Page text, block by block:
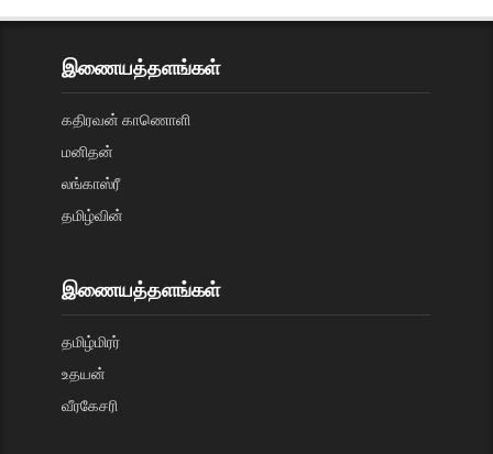
இணையத்தளங்கள்
கதிரவன் காணொளி
மனிதன்
லங்காஸ்ரீ
தமிழ்வின்
இணையத்தளங்கள்
தமிழ்மிரர்
உதயன்
வீரகேசரி